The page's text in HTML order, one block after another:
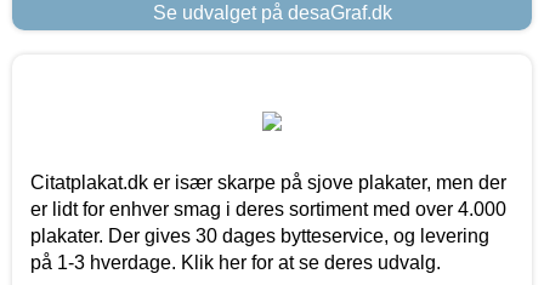
Se udvalget på desaGraf.dk
Citatplakat.dk er især skarpe på sjove plakater, men der
er lidt for enhver smag i deres sortiment med over 4.000
plakater. Der gives 30 dages bytteservice, og levering
på 1-3 hverdage. Klik her for at se deres udvalg.